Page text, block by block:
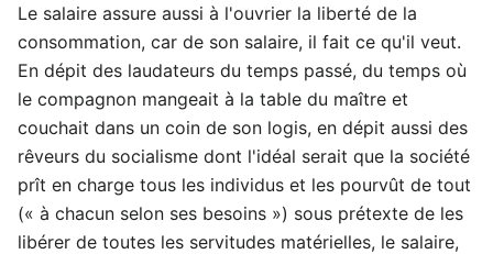
Le salaire assure aussi à l'ouvrier la liberté de la
consommation, car de son salaire, il fait ce qu'il veut.
En dépit des laudateurs du temps passé, du temps où
le compagnon mangeait à la table du maître et
couchait dans un coin de son logis, en dépit aussi des
rêveurs du socialisme dont l'idéal serait que la société
prît en charge tous les individus et les pourvût de tout
(« à chacun selon ses besoins ») sous prétexte de les
libérer de toutes les servitudes matérielles, le salaire,